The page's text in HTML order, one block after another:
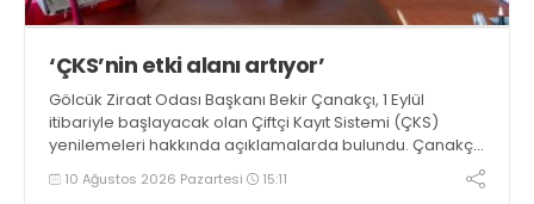
‘ÇKS’nin etki alanı artıyor’
Gölcük Ziraat Odası Başkanı Bekir Çanakçı, 1 Eylül
itibariyle başlayacak olan Çiftçi Kayıt Sistemi (ÇKS)
yenilemeleri hakkında açıklamalarda bulundu. Çanakçı,
“Çiftçi Kayıt Sistemi formatı, yaygınlaşması ve etki alanı
her yıl artarak devam etmektedir” dedi
10 Ağustos 2026 Pazartesi 15:11